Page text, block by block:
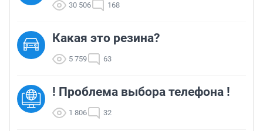
30 506 168
Какая это резина?
5 759 63
! Проблема выбора телефона !
1 806 32